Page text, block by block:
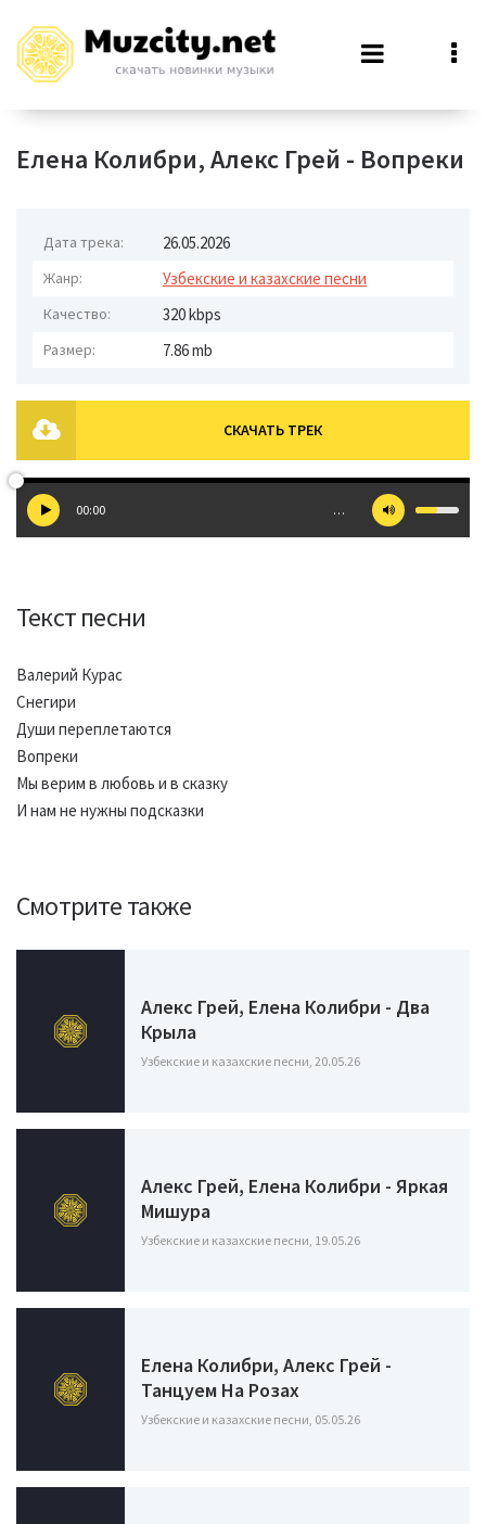
Елена Колибри, Алекс Грей - Вопреки
Дата трека: 26.05.2026
Жанр: Узбекские и казахские песни
Качество: 320 kbps
Размер: 7.86 mb
СКАЧАТЬ ТРЕК
00:00 …
Текст песни
Валерий Курас
Снегири
Души переплетаются
Вопреки
Мы верим в любовь и в сказку
И нам не нужны подсказки
Смотрите также
Алекс Грей, Елена Колибри - Два
Крыла
Узбекские и казахские песни, 20.05.26
Алекс Грей, Елена Колибри - Яркая
Мишура
Узбекские и казахские песни, 19.05.26
Елена Колибри, Алекс Грей -
Танцуем На Розах
Узбекские и казахские песни, 05.05.26